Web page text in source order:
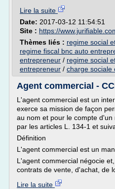
Lire la suite
Date: 2017-03-12 11:54:51
Site : https://
Thèmes liés : regime social
regime fiscal bnc auto
entrepreneur / regime social
entrepreneur / charge sociale
Agent commercial -
L'agent commercial est un
exerce sa mission de façon
au nom et pour le compte
par les articles L. 134-1 et
Définition
L'agent commercial est un
L'agent commercial négocie
contrats de vente, d'achat, de
Lire la suite